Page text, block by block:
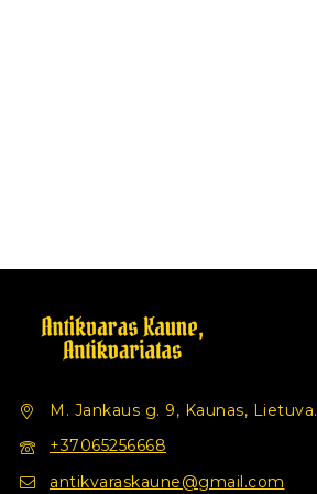
M. Jankaus g. 9, Kaunas, Lietuva.
+37065256668
antikvaraskaune@gmail.com